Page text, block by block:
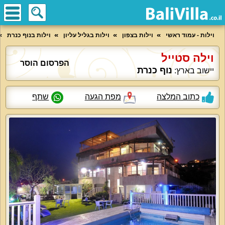
וילות - עמוד ראשי וילות בצפון וילות בגליל עליון וילות בנוף כנרת
וילה סטייל
יישוב בארץ: נוף כנרת
הפרסום הוסר
כתוב המלצה מפת הגעה שתף